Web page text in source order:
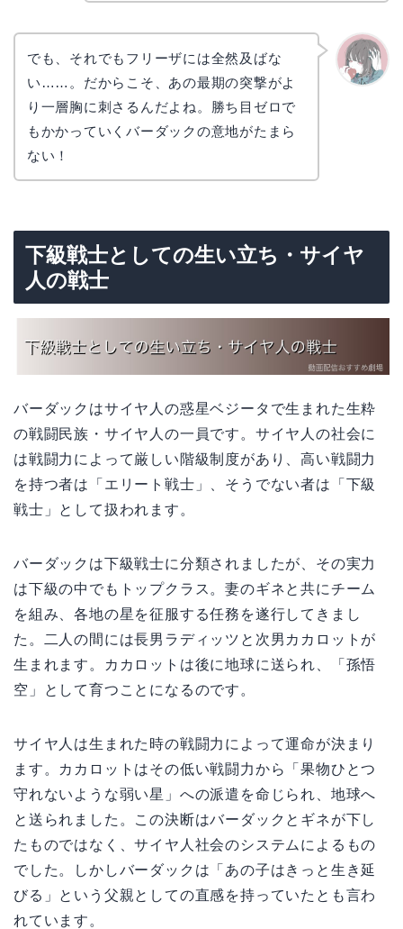
でも、それでもフリーザには全然及ばな
い……。だからこそ、あの最期の突撃がよ
り一層胸に刺さるんだよね。勝ち目ゼロで
もかかっていくバーダックの意地がたまら
ない！
下級戦士としての生い立ち・サイヤ
人の戦士
バーダックはサイヤ人の惑星ベジータで生まれた生粋
の戦闘民族・サイヤ人の一員です。サイヤ人の社会に
は戦闘力によって厳しい階級制度があり、高い戦闘力
を持つ者は「エリート戦士」、そうでない者は「下級
戦士」として扱われます。
バーダックは下級戦士に分類されましたが、その実力
は下級の中でもトップクラス。妻のギネと共にチーム
を組み、各地の星を征服する任務を遂行してきまし
た。二人の間には長男ラディッツと次男カカロットが
生まれます。カカロットは後に地球に送られ、「孫悟
空」として育つことになるのです。
サイヤ人は生まれた時の戦闘力によって運命が決まり
ます。カカロットはその低い戦闘力から「果物ひとつ
守れないような弱い星」への派遣を命じられ、地球へ
と送られました。この決断はバーダックとギネが下し
たものではなく、サイヤ人社会のシステムによるもの
でした。しかしバーダックは「あの子はきっと生き延
びる」という父親としての直感を持っていたとも言わ
れています。